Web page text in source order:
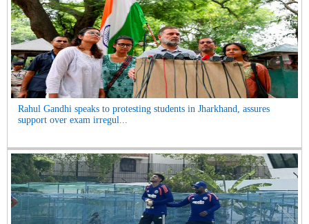
Rahul Gandhi speaks to protesting students in Jharkhand, assures
support over exam irregul...